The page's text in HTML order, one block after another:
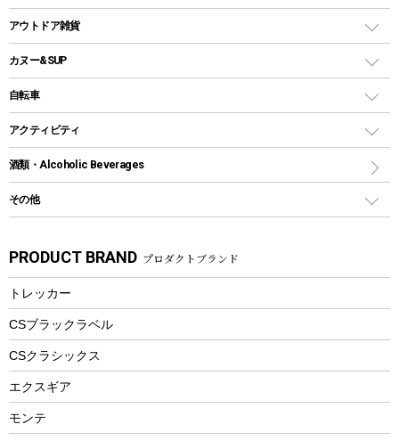
パラソル
テントアクセサリー
ペグ
グランドシート
ガイドロープ
ツール
鉄板、アミ
焚き火台&ストーブ
火起こし
バーベキューツール
クッカーセット
シェラカップ
クッキングツール
ナイフ
カトラリー
マグカップ、カップ
ステンレスボトル
フードボトル
トレー
ランチョンマット
ランチボックス
コップ付きタイプ
ワンタッチタイプ
プラスチックボトル
ディズニーボトル
クーラーバッグ
ウォータージャグ
保冷剤
アウトドアキャリー
アウトドア雑貨
バックパック&バッグ
リュック、バックパック
トートバッグ、サコッシュ
ショッピングキャリー
その他アウトドア雑貨
スプレー関係
ツール、他
カヌー&SUP
インフレータブル
カヤック
パドル
ヘルメット
エアーポンプ
アクセサリー
自転車
折りたたみ自転車
スポーツサイクル
シティサイクル
自転車ウェア
アクティビティ
マリン
ラッシュガード
パラソル
フローティングベスト
エアーポンプ
ビーチテント
ウィンター
酒類・Alcoholic Beverages
その他
湯たんぽ
防災用品
PRODUCT BRAND プロダクトブランド
トレッカー
CSブラックラベル
CSクラシックス
エクスギア
モンテ